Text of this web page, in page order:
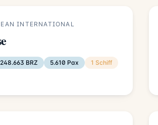
INTERNATIONAL
248.663 BRZ 5.610 Pax 1 Schiff